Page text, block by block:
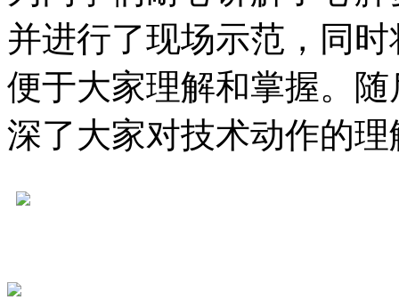
并进行了现场示范，同
便于大家理解和掌握。
深了大家对技术动作的